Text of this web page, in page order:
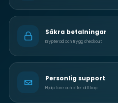
Säkra betalningar
Krypterad och trygg checkout
Personlig support
Hjälp före och efter ditt köp